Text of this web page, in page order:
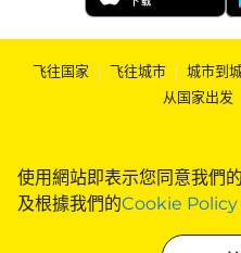
使用網站即表示您同意我們的
及根據我們的Cookie Policy
飞往国家 | 飞往城市 | 城市到
从国家出发